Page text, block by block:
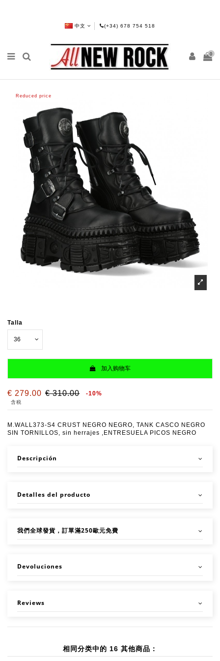
中文 (+34) 678 754 518
0
Reduced price
Talla
加入购物车
€ 279.00 € 310.00 -10%
含税
M.WALL373-S4 CRUST NEGRO NEGRO, TANK CASCO NEGRO
SIN TORNILLOS, sin herrajes ,ENTRESUELA PICOS NEGRO
Descripción
Detalles del producto
我們全球發貨，訂單滿250歐元免費
Devoluciones
Reviews
相同分类中的 16 其他商品：